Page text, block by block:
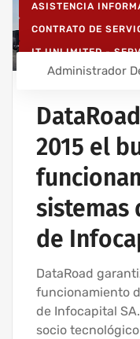
ASISTENCIA
CONTRATO DE
IT UNLIMITED -
MANTENIMIENTO
Administrador
2015 el
sistemas
de
DataRoad
funcionamiento
de Infocapital
socio